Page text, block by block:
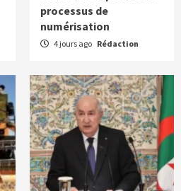
processus de
numérisation
4 jours ago Rédaction